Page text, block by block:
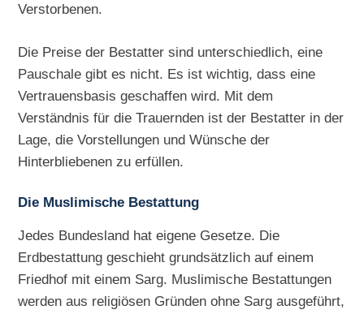
Verstorbenen.
Die Preise der Bestatter sind unterschiedlich, eine
Pauschale gibt es nicht. Es ist wichtig, dass eine
Vertrauensbasis geschaffen wird. Mit dem
Verständnis für die Trauernden ist der Bestatter in der
Lage, die Vorstellungen und Wünsche der
Hinterbliebenen zu erfüllen.
Die Muslimische Bestattung
Jedes Bundesland hat eigene Gesetze. Die
Erdbestattung geschieht grundsätzlich auf einem
Friedhof mit einem Sarg. Muslimische Bestattungen
werden aus religiösen Gründen ohne Sarg ausgeführt,